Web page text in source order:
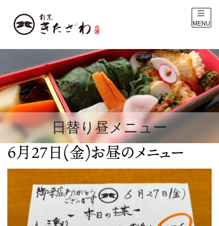
MENU
日替り昼メニュー
6月27日(金)お昼のメニュー